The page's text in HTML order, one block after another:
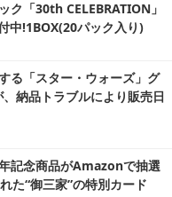
ク「30th CELEBRATION」
中!1BOX(20パック入り)
る「スター・ウォーズ」グ
納品トラブルにより販売日
記念商品がAmazonで抽選
た“御三家”の特別カード